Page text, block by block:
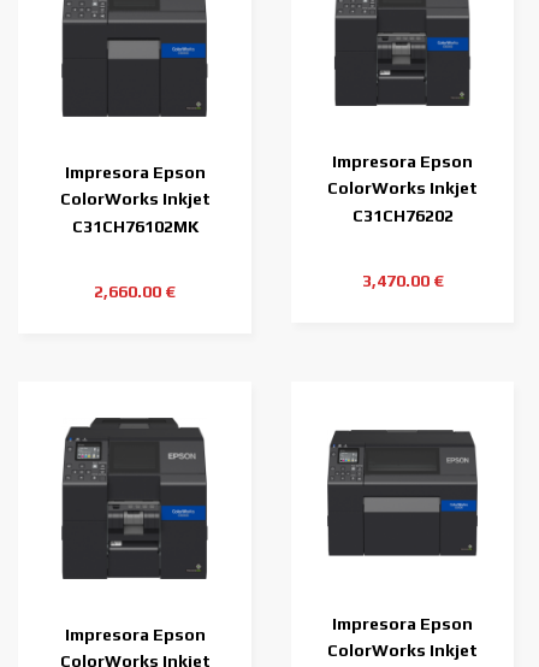
Impresora Epson
ColorWorks Inkjet
C6000Ae MK (tinta
C31CH76102MK
2,660.00 €
Impresora Epson
ColorWorks Inkjet
C6000Pe
C31CH76202
3,470.00 €
Impresora Epson
ColorWorks Inkjet
Impresora Epson
ColorWorks Inkjet